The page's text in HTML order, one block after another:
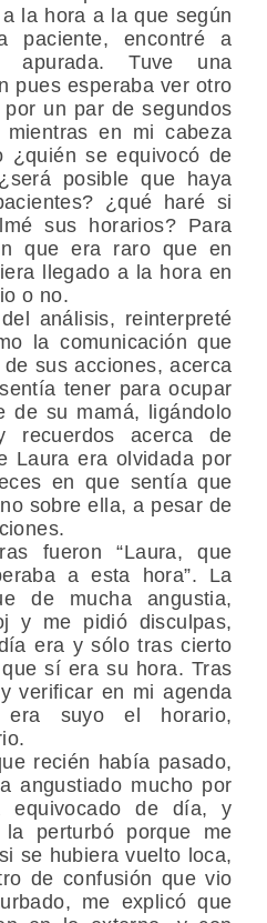
la hora a la que según
paciente, encontré a
apurada. Tuve una
pues esperaba ver otro
un par de segundos
en mi cabeza
¿quién se equivocó de
posible que haya
¿qué haré si
sus horarios? Para
que era raro que en
llegado a la hora en
o no.
análisis, reinterpreté
la comunicación que
sus acciones, acerca
tener para ocupar
de su mamá, ligándolo
recuerdos acerca de
Laura era olvidada por
en que sentía que
sobre ella, a pesar de
fueron “Laura, que
a esta hora”. La
de mucha angustia,
y me pidió disculpas,
era y sólo tras cierto
sí era su hora. Tras
verificar en mi agenda
era suyo el horario,
recién había pasado,
angustiado mucho por
equivocado de día, y
la perturbó porque me
se hubiera vuelto loca,
de confusión que vio
me explicó que